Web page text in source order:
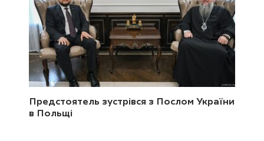
Предстоятель зустрівся з Послом України
в Польщі